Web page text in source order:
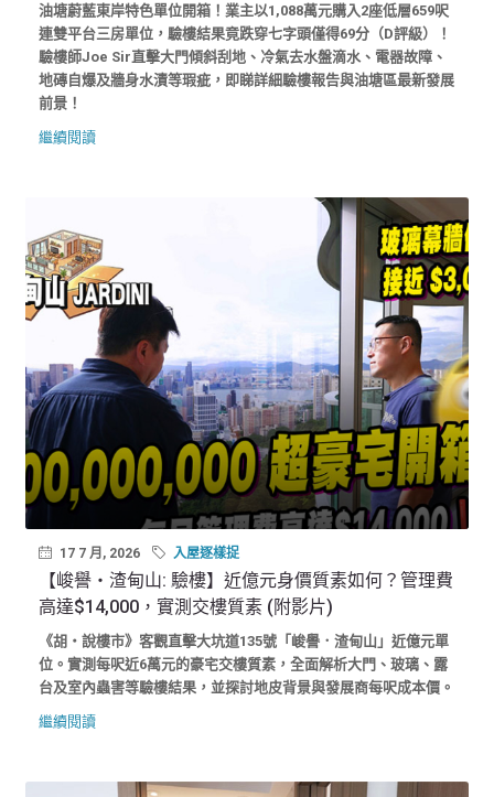
油塘蔚藍東岸特色單位開箱！業主以1,088萬元購入2座低層659呎
連雙平台三房單位，驗樓結果竟跌穿七字頭僅得69分（D評級）！
驗樓師Joe Sir直擊大門傾斜刮地、冷氣去水盤滴水、電器故障、
地磚自爆及牆身水漬等瑕疵，即睇詳細驗樓報告與油塘區最新發展
前景！
繼續閱讀
17 7 月, 2026 入屋逐樣捉
【峻譽‧渣甸山: 驗樓】近億元身價質素如何？管理費
高達$14,000，實測交樓質素 (附影片)
《胡‧說樓市》客觀直擊大坑道135號「峻譽．渣甸山」近億元單
位。實測每呎近6萬元的豪宅交樓質素，全面解析大門、玻璃、露
台及室內蟲害等驗樓結果，並探討地皮背景與發展商每呎成本價。
繼續閱讀